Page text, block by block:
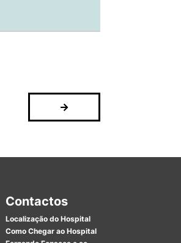
Contactos
Localização do Hospital
Como Chegar ao Hospital